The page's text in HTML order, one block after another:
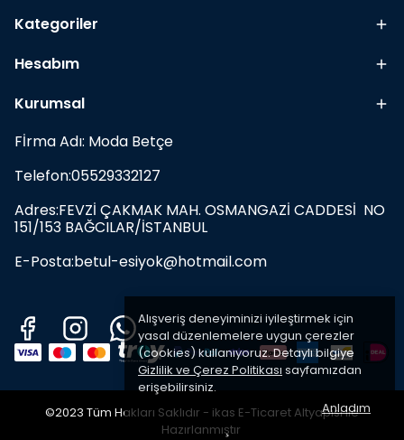
Alışveriş deneyiminizi iyileştirmek için
yasal düzenlemelere uygun çerezler
(cookies) kullanıyoruz. Detaylı bilgiye
Gizlilik ve Çerez Politikası sayfamızdan
erişebilirsiniz.
Anladım
Kategoriler
Hesabım
Kurumsal
Fİrma Adı: Moda Betçe
Telefon:05529332127
Adres:FEVZİ ÇAKMAK MAH. OSMANGAZİ CADDESİ NO
151/153 BAĞCILAR/İSTANBUL
E-Posta:betul-esiyok@hotmail.com
©2023 Tüm Hakları Saklıdır - ikas E-TicaretAltyapısı ile
Hazırlanmıştır